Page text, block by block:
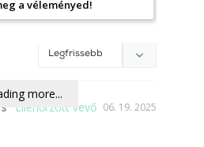
a véleményed!
more...
06. 19. 2025